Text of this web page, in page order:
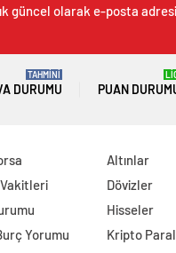
İstanbul’dan
hem de Milli
hiçbir Milli Mücadele